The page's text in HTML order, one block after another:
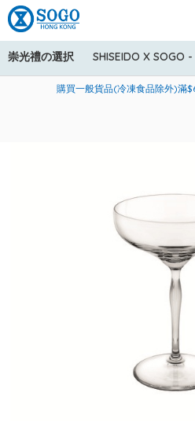
崇光禮の選択 SHISEIDO X SOGO
美國運通Explorer®信用卡會員購
購買一般貨品(冷凍食品除外)滿
寄送中國內地服務只適用於指定商品